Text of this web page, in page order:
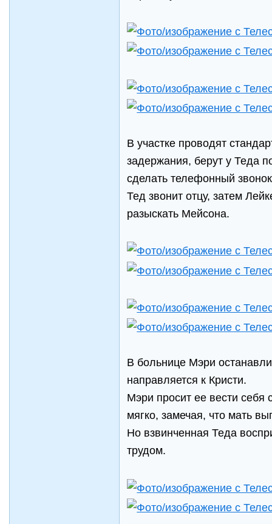
В участке проводят
задержания, берут у Теда
сделать телефонный
Тед звонит отцу, затем
разыскать Мейсона.
В больнице Мэри
направляется к Кристи.
Мэри просит ее вести себя
мягко, замечая, что мать
Но взвинченная Теда
трудом.